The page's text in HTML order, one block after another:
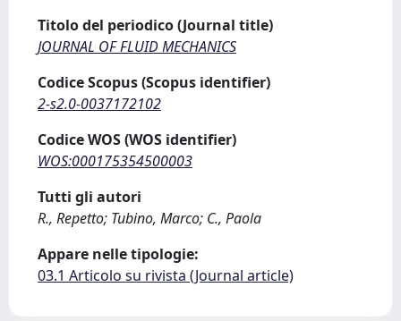
Titolo del periodico (Journal title)
JOURNAL OF FLUID MECHANICS
Codice Scopus (Scopus identifier)
2-s2.0-0037172102
Codice WOS (WOS identifier)
WOS:000175354500003
Tutti gli autori
R., Repetto; Tubino, Marco; C., Paola
Appare nelle tipologie:
03.1 Articolo su rivista (Journal article)